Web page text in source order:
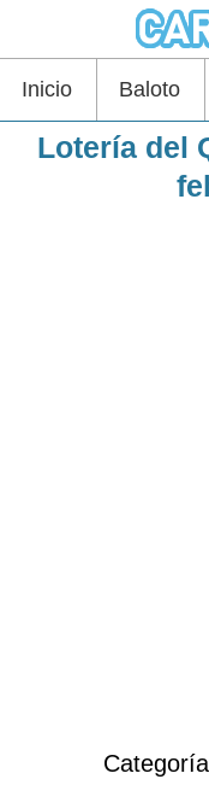
Inicio Baloto
Lotería del